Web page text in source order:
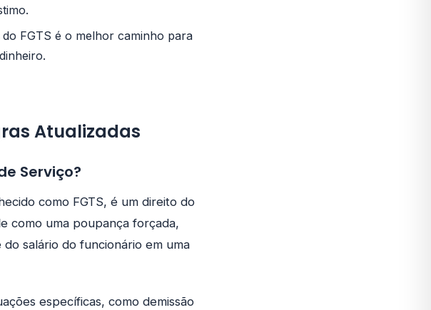
FGTS é o melhor caminho para
Atualizadas
Serviço?
como FGTS, é um direito do
como uma poupança forçada,
salário do funcionário em uma
específicas, como demissão